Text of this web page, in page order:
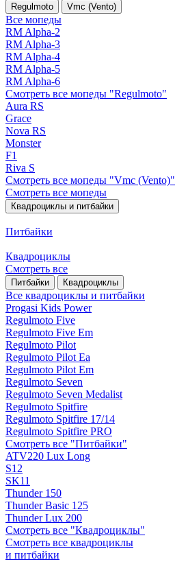
Regulmoto Vmc (Vento)
Все мопеды
RM Alpha-2
RM Alpha-3
RM Alpha-4
RM Alpha-5
RM Alpha-6
Смотреть все мопеды "Regulmoto"
Aura RS
Grace
Nova RS
Monster
F1
Riva S
Смотреть все мопеды "Vmc (Vento)"
Смотреть все мопеды
Квадроциклы и питбайки
Питбайки
Квадроциклы
Смотреть все
Питбайки Квадроциклы
Все квадроциклы и питбайки
Progasi Kids Power
Regulmoto Five
Regulmoto Five Em
Regulmoto Pilot
Regulmoto Pilot Ea
Regulmoto Pilot Em
Regulmoto Seven
Regulmoto Seven Medalist
Regulmoto Spitfire
Regulmoto Spitfire 17/14
Regulmoto Spitfire PRO
Смотреть все "Питбайки"
ATV220 Lux Long
S12
SK11
Thunder 150
Thunder Basic 125
Thunder Lux 200
Смотреть все "Квадроциклы"
Смотреть все квадроциклы
и питбайки